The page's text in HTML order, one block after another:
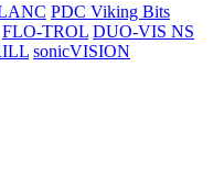
PDC Viking Bits
FLO-TROL DUO-VIS NS
sonicVISION